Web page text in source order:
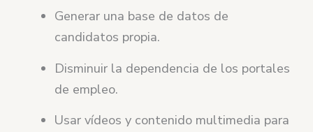
Generar una base de datos de
candidatos propia.
Disminuir la dependencia de los portales
de empleo.
Usar vídeos y contenido multimedia para